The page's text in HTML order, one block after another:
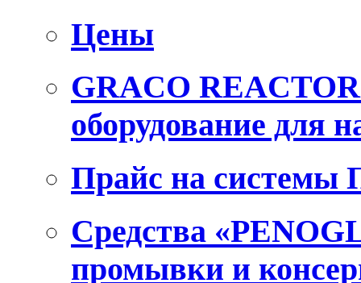
Цены
GRACO
оборудование для
Прайс на
Средства
промывки и